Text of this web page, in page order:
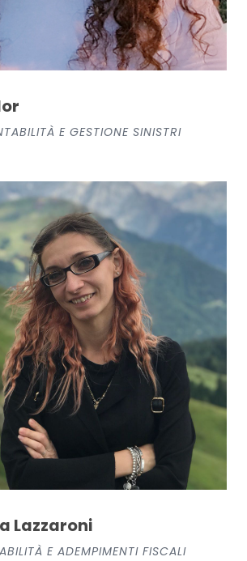
E GESTIONE SINISTRI
Lazzaroni
E ADEMPIMENTI FISCALI